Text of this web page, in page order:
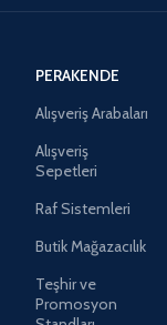
PERAKENDE
Alışveriş Arabaları
Alışveriş
Sepetleri
Raf Sistemleri
Butik Mağazacılık
Teşhir ve
Promosyon